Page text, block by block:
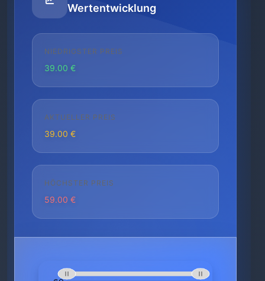
Wertentwicklung
NIEDRIGSTER PREIS
39.00 €
AKTUELLER PREIS
39.00 €
HÖCHSTER PREIS
59.00 €